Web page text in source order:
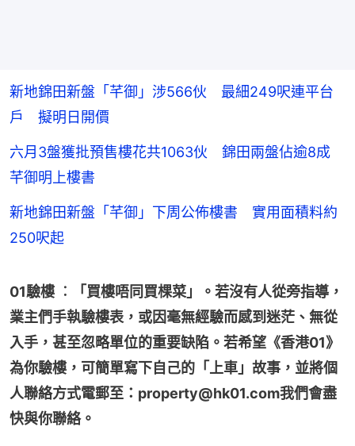
新地錦田新盤「芊御」涉566伙 最細249呎連平台
戶 擬明日開價
六月3盤獲批預售樓花共1063伙 錦田兩盤佔逾8成
芊御明上樓書
新地錦田新盤「芊御」下周公佈樓書 實用面積料約
250呎起
01驗樓 ︰「買樓唔同買棵菜」。若沒有人從旁指導，
業主們手執驗樓表，或因毫無經驗而感到迷茫、無從
入手，甚至忽略單位的重要缺陷。若希望《香港01》
為你驗樓，可簡單寫下自己的「上車」故事，並將個
人聯絡方式電郵至：property@hk01.com我們會盡
快與你聯絡。